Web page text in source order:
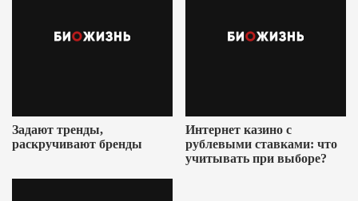
Задают тренды,
раскручивают бренды
Интернет казино с
рублевыми ставками: что
учитывать при выборе?